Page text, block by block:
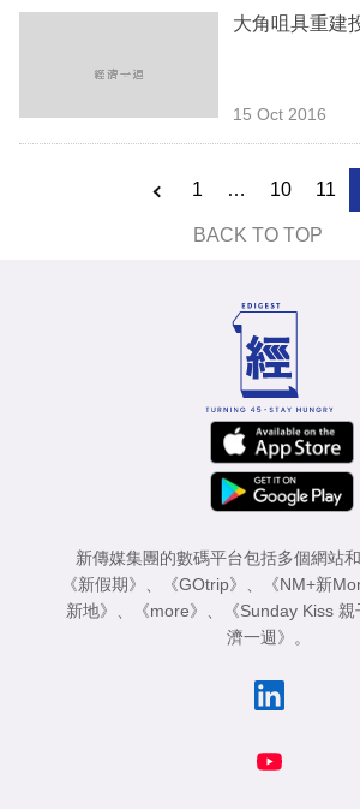
大角咀具重建
15 Oct 2016
1 … 10 11
BACK TO TOP
新傳媒集團的數碼平台包括多個網站
《新假期》
《GOtrip》 《NM+新
新地》
《more》 《Sunday Kiss 親
濟一週》
。